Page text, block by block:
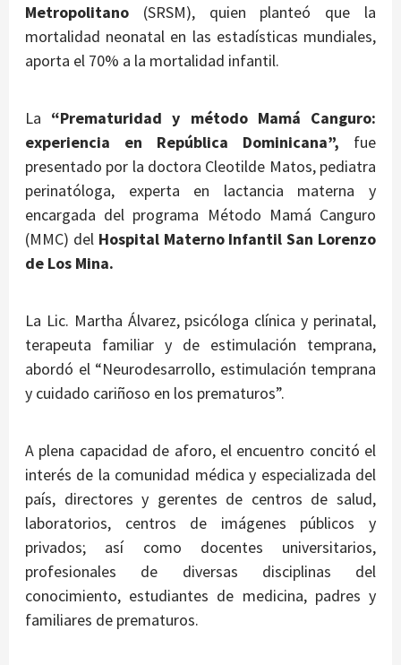
Metropolitano (SRSM), quien planteó que la
mortalidad neonatal en las estadísticas mundiales,
aporta el 70% a la mortalidad infantil.
La “Prematuridad y método Mamá Canguro:
experiencia en República Dominicana”, fue
presentado por la doctora Cleotilde Matos, pediatra
perinatóloga, experta en lactancia materna y
encargada del programa Método Mamá Canguro
(MMC) delHospital Materno Infantil San Lorenzo
de Los Mina.
La Lic. Martha Álvarez, psicóloga clínica y perinatal,
terapeuta familiar y de estimulación temprana,
abordó el “Neurodesarrollo, estimulación temprana
y cuidado cariñoso en los prematuros”.
A plena capacidad de aforo, el encuentro concitó el
interés de la comunidad médica y especializada del
país, directores y gerentes de centros de salud,
laboratorios, centros de imágenes públicos y
privados; así como docentes universitarios,
profesionales de diversas disciplinas del
conocimiento, estudiantes de medicina, padres y
familiares de prematuros.